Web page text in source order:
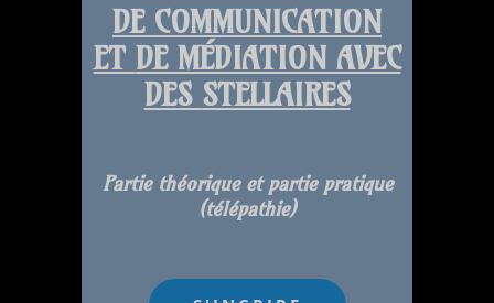
DE COMMUNICATION
ET DE MÉDIATION AVEC
DES STELLAIRES
Partie théorique et partie pratique
(télépathie)